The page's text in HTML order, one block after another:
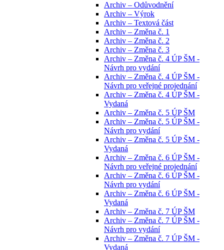
Archiv – Odůvodnění
Archiv – Výrok
Archiv – Textová část
Archiv – Změna č. 1
Archiv – Změna č. 2
Archiv – Změna č. 3
Archiv – Změna č. 4 ÚP ŠM -
Návrh pro vydání
Archiv – Změna č. 4 ÚP ŠM -
Návrh pro veřejné projednání
Archiv – Změna č. 4 ÚP ŠM -
Vydaná
Archiv – Změna č. 5 ÚP ŠM
Archiv – Změna č. 5 ÚP ŠM -
Návrh pro vydání
Archiv – Změna č. 5 ÚP ŠM -
Vydaná
Archiv – Změna č. 6 ÚP ŠM -
Návrh pro veřejné projednání
Archiv – Změna č. 6 ÚP ŠM -
Návrh pro vydání
Archiv – Změna č. 6 ÚP ŠM -
Vydaná
Archiv – Změna č. 7 ÚP ŠM
Archiv – Změna č. 7 ÚP ŠM -
Návrh pro vydání
Archiv – Změna č. 7 ÚP ŠM -
Vydaná